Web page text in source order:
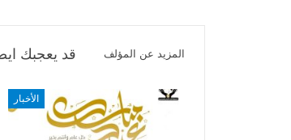
قد يعجبك المزيد عن المؤلف
الأخبار